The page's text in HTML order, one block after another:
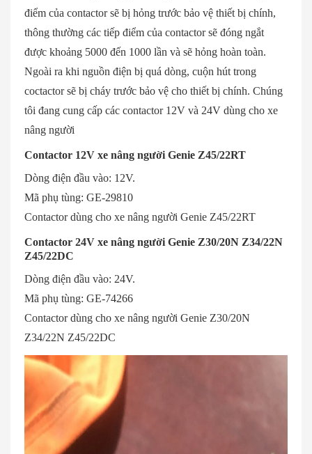
điểm của contactor sẽ bị hỏng trước bảo vệ thiết bị chính,
thông thường các tiếp điểm của contactor sẽ đóng ngắt
được khoảng 5000 đến 1000 lần và sẽ hỏng hoàn toàn.
Ngoài ra khi nguồn điện bị quá dòng, cuộn hút trong
coctactor sẽ bị cháy trước bảo vệ cho thiết bị chính. Chúng
tôi đang cung cấp các contactor 12V và 24V dùng cho xe
nâng người
Contactor 12V xe nâng người Genie Z45/22RT
Dòng điện đầu vào: 12V.
Mã phụ tùng: GE-29810
Contactor dùng cho xe nâng người Genie Z45/22RT
Contactor 24V xe nâng người Genie Z30/20N Z34/22N
Z45/22DC
Dòng điện đầu vào: 24V.
Mã phụ tùng: GE-74266
Contactor dùng cho xe nâng người Genie Z30/20N
Z34/22N Z45/22DC